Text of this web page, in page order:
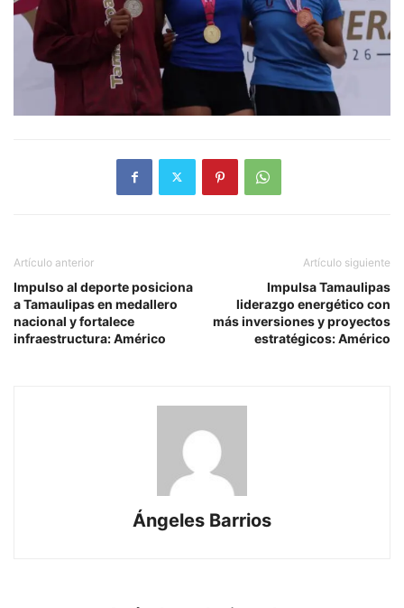
Artículo anterior
Impulso al deporte posiciona
a Tamaulipas en medallero
nacional y fortalece
infraestructura: Américo
Artículo siguiente
Impulsa Tamaulipas
liderazgo energético con
más inversiones y proyectos
estratégicos: Américo
Ángeles Barrios